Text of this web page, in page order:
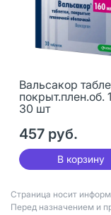
Вальсакор
покрыт.плен.об.
30 шт
457 руб.
В корзину
Страница носит
Перед назначением и